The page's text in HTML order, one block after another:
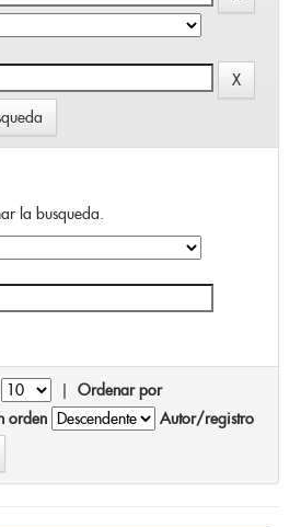
la busqueda.
| Ordenar por
orden
Autor/registro